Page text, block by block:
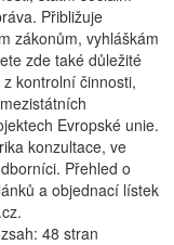
Přibližuje
zákonům, vyhláškám
zde také důležité
kontrolní činnosti,
Evropské unie.
konzultace, ve
Přehled o
a objednací lístek
48 stran